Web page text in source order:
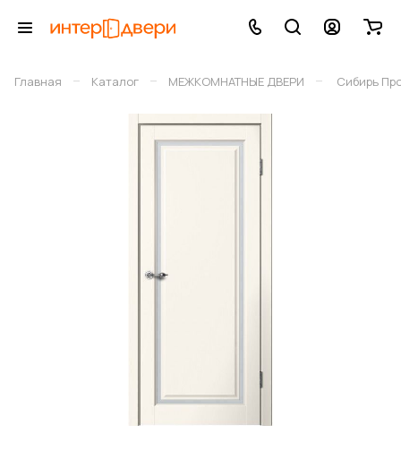
Главная – Каталог – МЕЖКОМНАТНЫЕ ДВЕРИ – Сибирь